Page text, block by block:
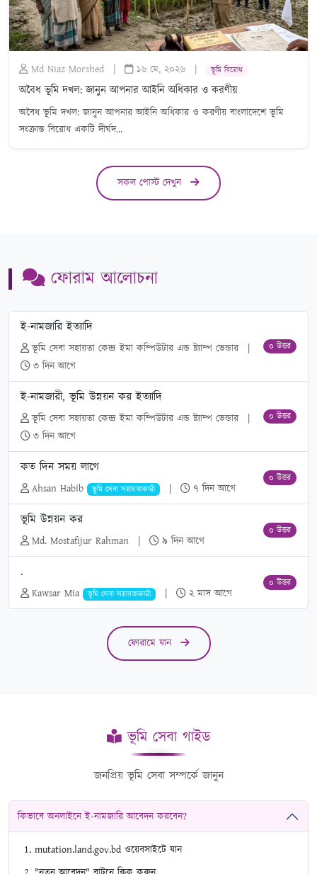
Md Niaz Morshed ১৬ মে, ২০২৬ ভূমি বিরোধ
অবৈধ ভূমি দখল: জানুন আপনার আইনি অধিকার ও করণীয়
অবৈধ ভূমি দখল: জানুন আপনার আইনি অধিকার ও করণীয় বাংলাদেশে ভূমি
সংক্রান্ত বিরোধ একটি দীর্ঘদ...
সকল পোস্ট দেখুন
ফোরাম আলোচনা
ই-নামজারি ইত্যাদি
ভূমি সেবা সহায়তা কেন্দ্র ইমা কম্পিউটার এন্ড ষ্ট্যাম্প ভেন্ডার
৩ দিন আগে
০ উত্তর
ই-নামজারী, ভূমি উন্নয়ন কর ইত্যাদি
ভূমি সেবা সহায়তা কেন্দ্র ইমা কম্পিউটার এন্ড ষ্ট্যাম্প ভেন্ডার
৩ দিন আগে
০ উত্তর
কত দিন সময় লাগে
Ahsan Habib ভূমি সেবা সহায়তাকারী ৭ দিন আগে
০ উত্তর
ভূমি উন্নয়ন কর
Md. Mostafijur Rahman ৯ দিন আগে
০ উত্তর
.
Kawsar Mia ভূমি সেবা সহায়তাকারী ২ মাস আগে
০ উত্তর
ফোরামে যান
ভূমি সেবা গাইড
জনপ্রিয় ভূমি সেবা সম্পর্কে জানুন
কিভাবে অনলাইনে ই-নামজারি আবেদন করবেন?
mutation.land.gov.bd ওয়েবসাইটে যান